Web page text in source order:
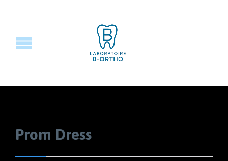
Prom Dress